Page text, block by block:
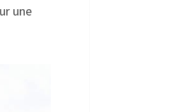
une